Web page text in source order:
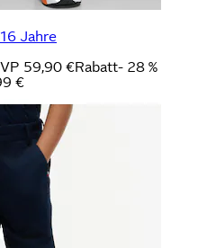
Jahre
59,90 €Rabatt- 28 %
€